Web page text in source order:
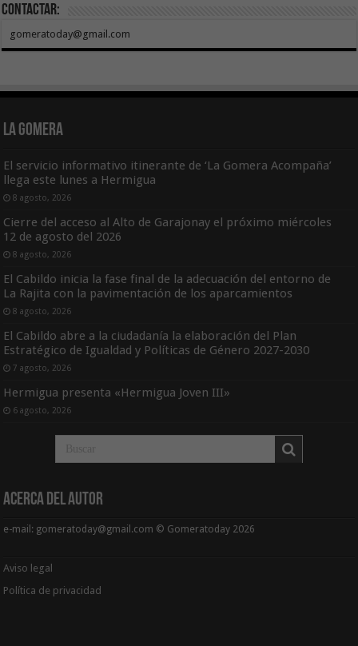
Contactar:
gomeratoday@gmail.com
La Gomera
El servicio informativo itinerante de ‘La Gomera Acompaña’
llega este lunes a Hermigua
8 agosto, 2026
Cierre del acceso al Alto de Garajonay el próximo miércoles
12 de agosto del 2026
8 agosto, 2026
El Cabildo inicia la fase final de la adecuación del entorno de
La Rajita con la pavimentación de los aparcamientos
8 agosto, 2026
El Cabildo abre a la ciudadanía la elaboración del Plan
Estratégico de Igualdad y Políticas de Género 2027-2030
7 agosto, 2026
Hermigua presenta «Hermigua Joven III»
6 agosto, 2026
Acerca del Autor
e-mail: gomeratoday@gmail.com © Gomeratoday 2026
Aviso legal
Política de privacidad